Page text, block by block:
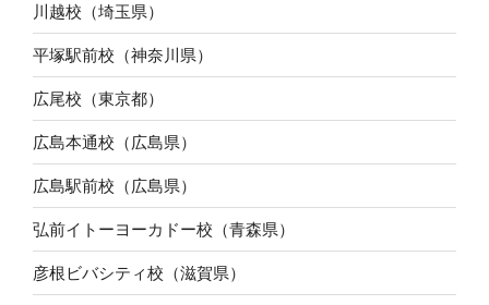
川越校（埼玉県）
平塚駅前校（神奈川県）
広尾校（東京都）
広島本通校（広島県）
広島駅前校（広島県）
弘前イトーヨーカドー校（青森県）
彦根ビバシティ校（滋賀県）